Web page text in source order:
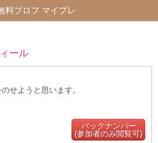
料プロフ マイプレ
ール
せようと思います。
バックナンバー
(参加者のみ閲覧可)